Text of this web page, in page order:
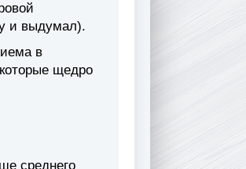
и выдумал).
в
щедро
среднего